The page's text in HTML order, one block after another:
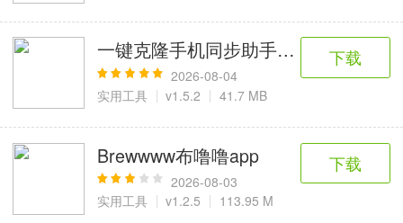
一键克隆手机同步助手(文件极速互传)
2026-08-04
实用工具
v1.5.2 41.7 MB
下载
Brewwww布噜噜app
2026-08-03
实用工具
v1.2.5 113.95 M
下载